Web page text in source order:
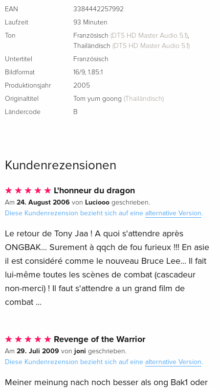
Standard Edition
Standard Edition — (ausgewählt)
EAN
3384442257992
Laufzeit
93 Minuten
Ton
Französisch (DTS HD Master Audio 5.1),
Thailändisch (DTS HD Master Audio 5.1)
Untertitel
Französisch
Bildformat
16/9, 1.85:1
Produktionsjahr
2005
Originaltitel
Tom yum goong (Thailändisch)
Ländercode
B
Kundenrezensionen
L'honneur du dragon
Am 24. August 2006 von Luciooo geschrieben.
Diese Kundenrezension bezieht sich auf eine alternative Version.
Le retour de Tony Jaa ! A quoi s'attendre après
ONGBAK... Surement à qqch de fou furieux !!! En asie
il est considéré comme le nouveau Bruce Lee... Il fait
lui-même toutes les scènes de combat (cascadeur
non-merci) ! Il faut s'attendre a un grand film de
combat ...
Revenge of the Warrior
Am 29. Juli 2009 von joni geschrieben.
Diese Kundenrezension bezieht sich auf eine alternative Version.
Meiner meinung nach noch besser als ong Bak1 oder